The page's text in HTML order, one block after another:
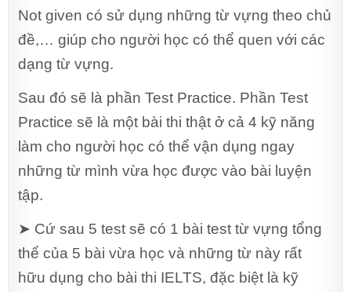
Not given có sử dụng những từ vựng theo chủ
đề,… giúp cho người học có thể quen với các
dạng từ vựng.
Sau đó sẽ là phần Test Practice. Phần Test
Practice sẽ là một bài thi thật ở cả 4 kỹ năng
làm cho người học có thể vận dụng ngay
những từ mình vừa học được vào bài luyện
tập.
➤ Cứ sau 5 test sẽ có 1 bài test từ vựng tổng
thể của 5 bài vừa học và những từ này rất
hữu dụng cho bài thi IELTS, đặc biệt là kỹ